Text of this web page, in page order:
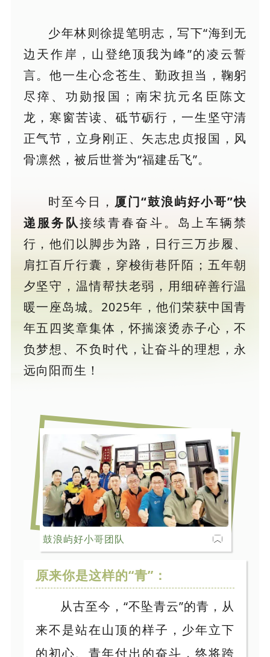
少年林则徐提笔明志，写下“海到无
边天作岸，山登绝顶我为峰”的凌云誓
言。他一生心念苍生、勤政担当，鞠躬
尽瘁、功勋报国；南宋抗元名臣陈文
龙，寒窗苦读、砥节砺行，一生坚守清
正气节，立身刚正、矢志忠贞报国，风
骨凛然，被后世誉为“福建岳飞”。
时至今日， 厦门“鼓浪屿好小哥”快
递服务队接续青春奋斗。岛上车辆禁
行，他们以脚步为路，日行三万步履、
肩扛百斤行囊，穿梭街巷阡陌；五年朝
夕坚守，温情帮扶老弱，用细碎善行温
暖一座岛城。2025年，他们荣获中国青
年五四奖章集体，怀揣滚烫赤子心，不
负梦想、不负时代，让奋斗的理想，永
远向阳而生！
鼓浪屿好小哥团队
原来你是这样的“青”：
从古至今，“不坠青云”的青，从
来不是站在山顶的样子，少年立下
的初心、青年付出的奋斗，终将跨